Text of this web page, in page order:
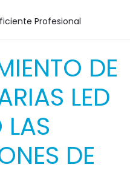
DE
LED
DE